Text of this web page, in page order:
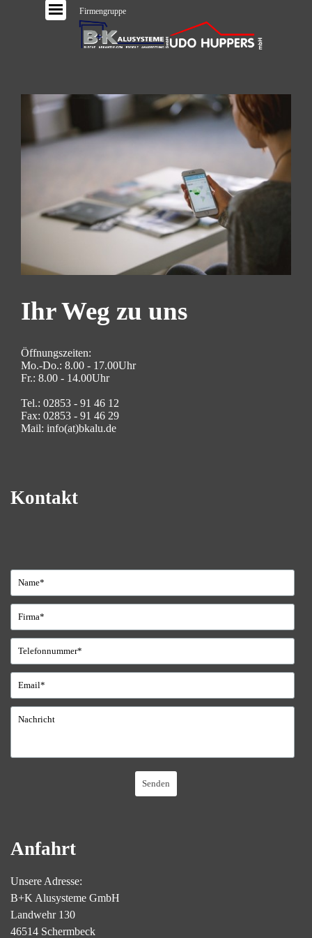
Firmengruppe
Ihr Weg zu uns
Öffnungszeiten:
Mo.-Do.: 8.00 - 17.00Uhr
Fr.: 8.00 - 14.00Uhr
Tel.: 02853 - 91 46 12
Fax: 02853 - 91 46 29
Mail: info(at)bkalu.de
Kontakt
Anfahrt
Unsere Adresse:
B+K Alusysteme GmbH
Landwehr 130
46514 Schermbeck